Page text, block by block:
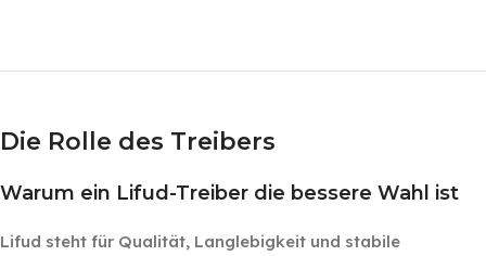
Die Rolle des Treibers
Warum ein Lifud-Treiber die bessere Wahl ist
Lifud steht für Qualität, Langlebigkeit und stabile